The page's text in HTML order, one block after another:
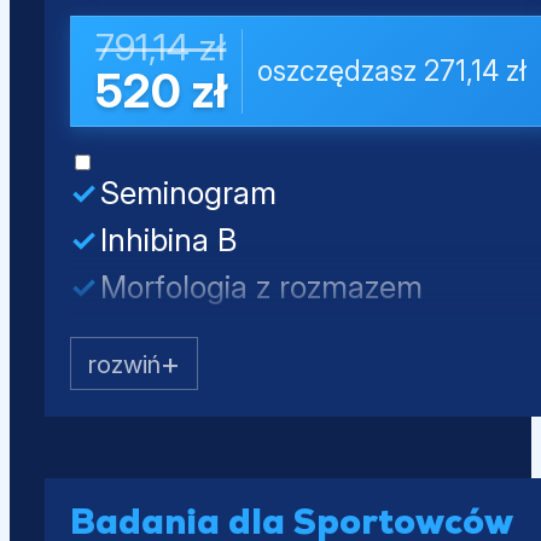
Próby wątrobowe (ALT, AST,
Lipidogram (CHOL, HDL, nie-
Glukoza
791,14 zł
520 zł oszczędzasz 271,14 zł
Seminogram
Inhibina B
Morfologia z rozmazem
Testosteron całkowity
LH
FSH
PSA całkowity
Mocz - badanie ogólne
Badania dla Sportowców